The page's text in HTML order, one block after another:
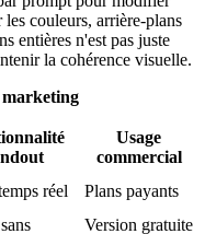
les couleurs, arrière-plans
entières n'est pas juste
la cohérence visuelle.
Usage
commercial
réel
Plans payants
Version gratuite